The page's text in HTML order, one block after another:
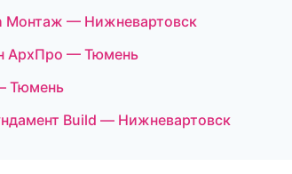
Монтаж — Нижневартовск
АрхПро — Тюмень
Тюмень
Build — Нижневартовск